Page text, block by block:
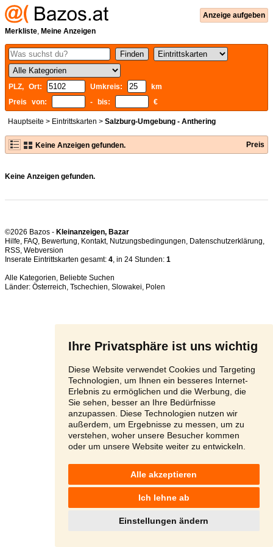
Ihre Privatsphäre ist uns wichtig
Diese Website verwendet Cookies und Targeting
Technologien, um Ihnen ein besseres Internet-
Erlebnis zu ermöglichen und die Werbung, die
Sie sehen, besser an Ihre Bedürfnisse
anzupassen. Diese Technologien nutzen wir
außerdem, um Ergebnisse zu messen, um zu
verstehen, woher unsere Besucher kommen
oder um unsere Website weiter zu entwickeln.
Alle akzeptieren
Ich lehne ab
Einstellungen ändern
Anzeige aufgeben
Merkliste, Meine Anzeigen
PLZ, Ort: Umkreis:
km
Preis von:
- bis: €
Hauptseite > Eintrittskarten > Salzburg-Umgebung - Anthering
Keine Anzeigen gefunden. Preis
Keine Anzeigen gefunden.
©2026 Bazos - Kleinanzeigen, Bazar
Hilfe, FAQ, Bewertung, Kontakt, Nutzungsbedingungen, Datenschutzerklärung,
RSS,
Inserate Eintrittskarten gesamt: 4, in 24 Stunden: 1
Alle Kategorien, Beliebte Suchen
Länder: Österreich, Tschechien, Slowakei, Polen